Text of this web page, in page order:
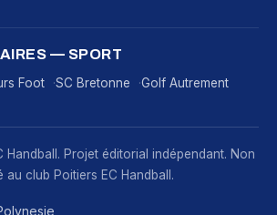
— SPORT
Foot SC Bretonne Golf Autrement
Projet éditorial indépendant. Non
au club Poitiers EC Handball.